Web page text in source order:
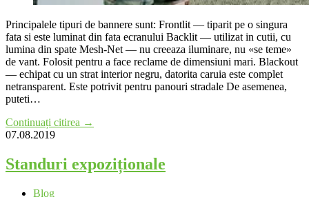
Principalele tipuri de bannere sunt: Frontlit — tiparit pe o singura
fata si este luminat din fata ecranului Backlit — utilizat in cutii, cu
lumina din spate Mesh-Net — nu creeaza iluminare, nu «se teme»
de vant. Folosit pentru a face reclame de dimensiuni mari. Blackout
— echipat cu un strat interior negru, datorita caruia este complet
netransparent. Este potrivit pentru panouri stradale De asemenea,
puteti…
Continuați citirea →
07.08.2019
Standuri expoziționale
Blog